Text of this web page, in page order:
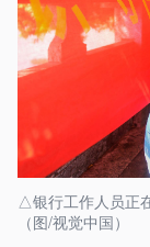
△银行工作人员正
（图/视觉中国）